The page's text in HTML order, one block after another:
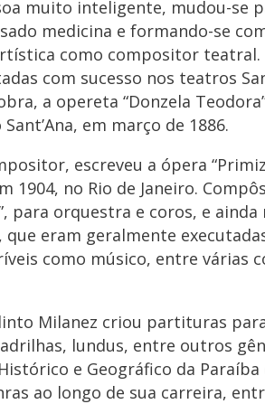
muito inteligente, mudou-se
medicina e formando-se
como compositor teatral.
com sucesso nos teatros
a opereta “Donzela
em março de 1886.
escreveu a ópera
1904, no Rio de Janeiro.
para orquestra e coros, e
que eram geralmente
como músico, entre várias
Milanez criou partituras
lundus, entre outros
e Geográfico da Paraíba
ao longo de sua carreira,